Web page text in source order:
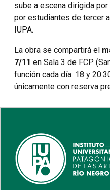
sube a escena dirigida
por estudiantes de tercer
IUPA.
La obra se compartirá el
7/11 en Sala 3 de FCP
función cada día: 18 y
únicamente con reserva